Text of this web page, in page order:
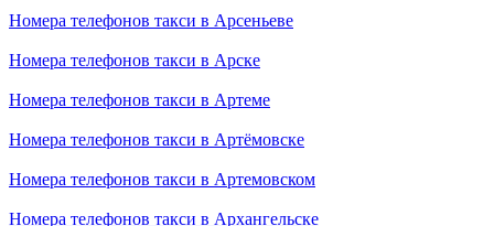
Номера телефонов такси в Арсеньеве
Номера телефонов такси в Арске
Номера телефонов такси в Артеме
Номера телефонов такси в Артёмовске
Номера телефонов такси в Артемовском
Номера телефонов такси в Архангельске